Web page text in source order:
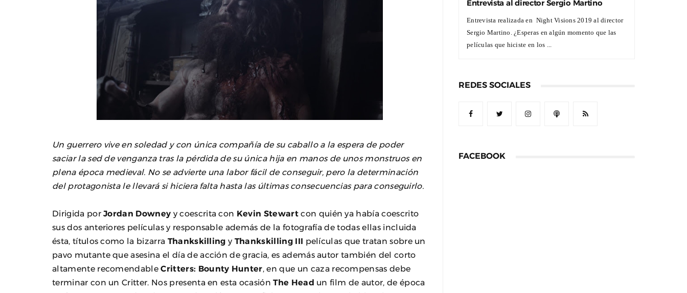
Un guerrero vive en soledad y con única compañía de su caballo a la espera de poder
saciar la sed de venganza tras la pérdida de su única hija en manos de unos monstruos en
plena época medieval. No se advierte una labor fácil de conseguir, pero la determinación
del protagonista le llevará si hiciera falta hasta las últimas consecuencias para conseguirlo.
Dirigida porJordan Downey y coescrita con Kevin Stewartcon quién ya había coescrito
sus dos anteriores películas y responsable además de la fotografía de todas ellas incluida
ésta, títulos como la bizarra Thankskilling y Thankskilling III películas que tratan sobre un
pavo mutante que asesina el día de acción de gracia, es además autor también del corto
altamente recomendableCritters: Bounty Hunter , en que un caza recompensas debe
terminar con un Critter. Nos presenta en esta ocasiónThe Head un film de autor, de época
Entrevista al director Sergio Martino
Entrevista realizada en Night Visions 2019 al director
Sergio Martino. ¿Esperas en algún momento que las
películas que hiciste en los ...
REDES SOCIALES
FACEBOOK